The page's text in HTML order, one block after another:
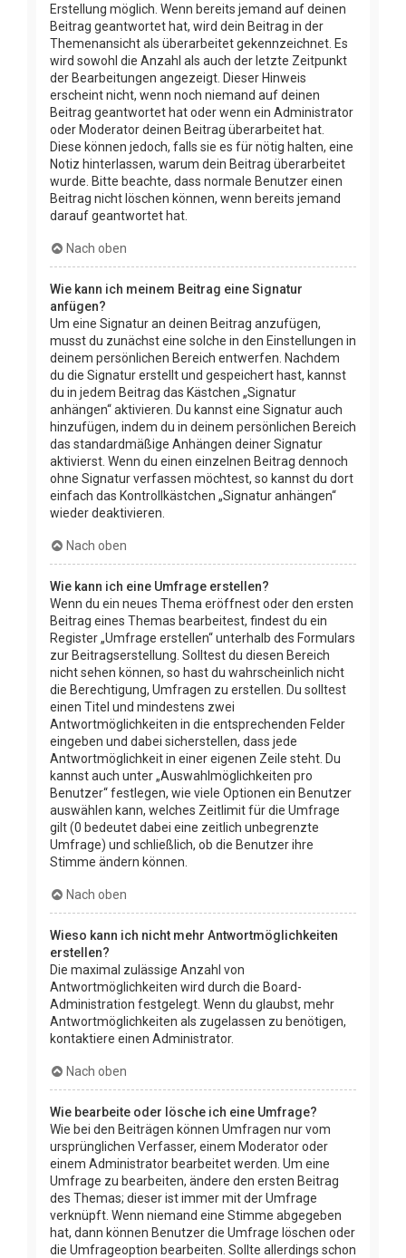
Erstellung möglich. Wenn bereits jemand auf deinen
Beitrag geantwortet hat, wird dein Beitrag in der
Themenansicht als überarbeitet gekennzeichnet. Es
wird sowohl die Anzahl als auch der letzte Zeitpunkt
der Bearbeitungen angezeigt. Dieser Hinweis
erscheint nicht, wenn noch niemand auf deinen
Beitrag geantwortet hat oder wenn ein Administrator
oder Moderator deinen Beitrag überarbeitet hat.
Diese können jedoch, falls sie es für nötig halten, eine
Notiz hinterlassen, warum dein Beitrag überarbeitet
wurde. Bitte beachte, dass normale Benutzer einen
Beitrag nicht löschen können, wenn bereits jemand
darauf geantwortet hat.
Nach oben
Wie kann ich meinem Beitrag eine Signatur
anfügen?
Um eine Signatur an deinen Beitrag anzufügen,
musst du zunächst eine solche in den Einstellungen in
deinem persönlichen Bereich entwerfen. Nachdem
du die Signatur erstellt und gespeichert hast, kannst
du in jedem Beitrag das Kästchen „Signatur
anhängen“ aktivieren. Du kannst eine Signatur auch
hinzufügen, indem du in deinem persönlichen Bereich
das standardmäßige Anhängen deiner Signatur
aktivierst. Wenn du einen einzelnen Beitrag dennoch
ohne Signatur verfassen möchtest, so kannst du dort
einfach das Kontrollkästchen „Signatur anhängen“
wieder deaktivieren.
Nach oben
Wie kann ich eine Umfrage erstellen?
Wenn du ein neues Thema eröffnest oder den ersten
Beitrag eines Themas bearbeitest, findest du ein
Register „Umfrage erstellen“ unterhalb des Formulars
zur Beitragserstellung. Solltest du diesen Bereich
nicht sehen können, so hast du wahrscheinlich nicht
die Berechtigung, Umfragen zu erstellen. Du solltest
einen Titel und mindestens zwei
Antwortmöglichkeiten in die entsprechenden Felder
eingeben und dabei sicherstellen, dass jede
Antwortmöglichkeit in einer eigenen Zeile steht. Du
kannst auch unter „Auswahlmöglichkeiten pro
Benutzer“ festlegen, wie viele Optionen ein Benutzer
auswählen kann, welches Zeitlimit für die Umfrage
gilt (0 bedeutet dabei eine zeitlich unbegrenzte
Umfrage) und schließlich, ob die Benutzer ihre
Stimme ändern können.
Nach oben
Wieso kann ich nicht mehr Antwortmöglichkeiten
erstellen?
Die maximal zulässige Anzahl von
Antwortmöglichkeiten wird durch die Board-
Administration festgelegt. Wenn du glaubst, mehr
Antwortmöglichkeiten als zugelassen zu benötigen,
kontaktiere einen Administrator.
Nach oben
Wie bearbeite oder lösche ich eine Umfrage?
Wie bei den Beiträgen können Umfragen nur vom
ursprünglichen Verfasser, einem Moderator oder
einem Administrator bearbeitet werden. Um eine
Umfrage zu bearbeiten, ändere den ersten Beitrag
des Themas; dieser ist immer mit der Umfrage
verknüpft. Wenn niemand eine Stimme abgegeben
hat, dann können Benutzer die Umfrage löschen oder
die Umfrageoption bearbeiten. Sollte allerdings schon